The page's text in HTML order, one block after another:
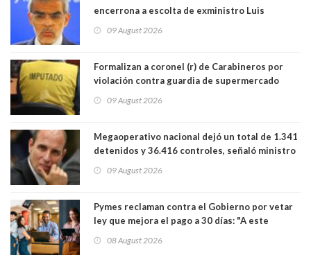
encerrona a escolta de exministro Luis
Lo Espejo
09 August 2026
Formalizan a coronel (r) de Carabineros por
violación contra guardia de supermercado
09 August 2026
Megaoperativo nacional dejó un total de 1.341
detenidos y 36.416 controles, señaló ministro
09 August 2026
Pymes reclaman contra el Gobierno por vetar
ley que mejora el pago a 30 días: "A este
medianas empresas"
08 August 2026